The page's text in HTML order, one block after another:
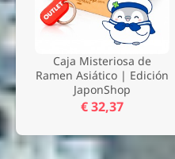
Caja Misteriosa de
Ramen Asiático | Edición
JaponShop
€ 32,37